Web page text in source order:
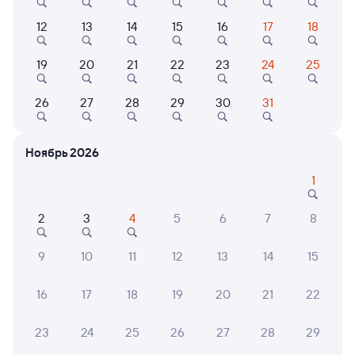
от 2 ⁠634 ⁠₽
Выберите дату
092А Проходящий
Петрозаводск-Пасс
в Мурманск
10 ч 30 м в пути
Дни следования ближайшие: 7, 8, 9 августа Маршрут
Плацкарт Купе
12 13 14 15 16 17 18
19 20 21 22 23 24 25
26 27 28 29 30 31
Ноябрь 2026
1
2 3 4 5 6 7 8
9 10 11 12 13 14 15
16 17 18 19 20 21 22
23 24 25 26 27 28 29